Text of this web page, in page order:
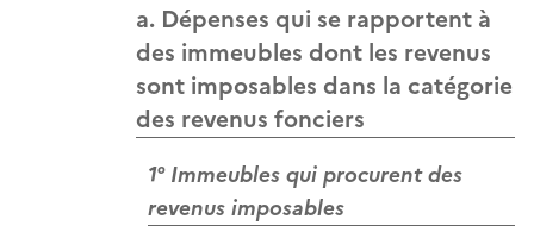
a. Dépenses qui se rapportent à
des immeubles dont les revenus
sont imposables dans la catégorie
des revenus fonciers
1° Immeubles qui procurent des
revenus imposables